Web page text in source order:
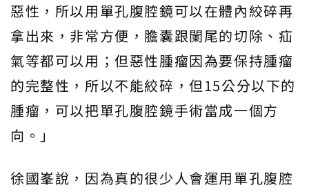
惡性，所以用單孔腹腔鏡可以在體內絞碎再
拿出來，非常方便，膽囊跟闌尾的切除、疝
氣等都可以用；但惡性腫瘤因為要保持腫瘤
的完整性，所以不能絞碎，但15公分以下的
腫瘤，可以把單孔腹腔鏡手術當成一個方
向。」
徐國峯說，因為真的很少人會運用單孔腹腔